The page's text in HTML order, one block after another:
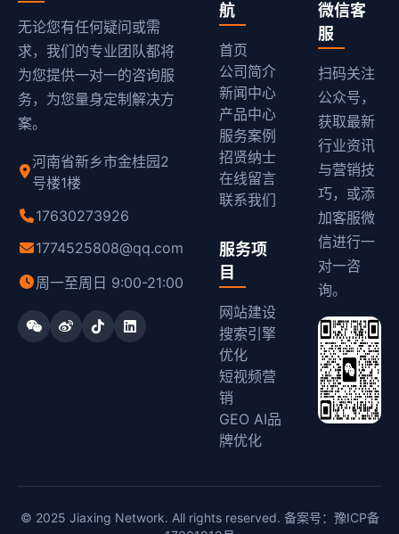
无论您有任何疑问或需
求，我们的专业团队都将
为您提供一对一的咨询服
务，为您量身定制解决方
案。
河南省新乡市金桂园2
号楼1楼
17630273926
1774525808@qq.com
周一至周日 9:00-21:00
航
首页
公司简介
新闻中心
产品中心
服务案例
招贤纳士
在线留言
联系我们
服务项
目
网站建设
搜索引擎
优化
短视频营
销
GEO AI品
牌优化
微信客
服
扫码关注
公众号，
获取最新
行业资讯
与营销技
巧，或添
加客服微
信进行一
对一咨
询。
© 2025 Jiaxing Network. All rights reserved. 备案号： 豫ICP备